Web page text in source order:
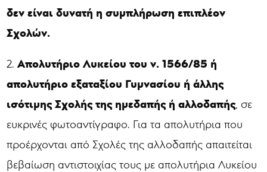
δεν είναι δυνατή η συμπλήρωση επιπλέον
Σχολών.
2.Απολυτήριο Λυκείου του ν. 1566/85 ή
απολυτήριο εξαταξίου Γυμνασίου ή άλλης
ισότιμης Σχολής της ημεδαπής ή αλλοδαπής, σε
ευκρινές φωτοαντίγραφο. Για τα απολυτήρια που
προέρχονται από Σχολές της αλλοδαπής απαιτείται
βεβαίωση αντιστοιχίας τους με απολυτήρια Λυκείου